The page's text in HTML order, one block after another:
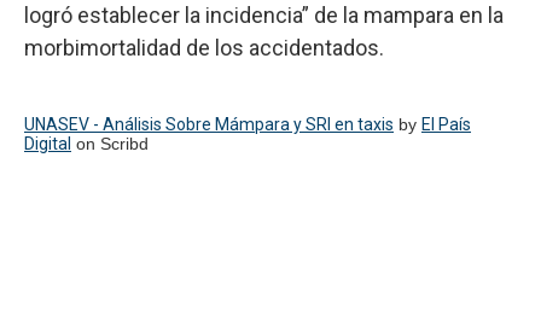
logró establecer la incidencia” de la mampara en la
morbimortalidad de los accidentados.
UNASEV - Análisis Sobre Mámpara y SRI en taxis by El País
Digital on Scribd